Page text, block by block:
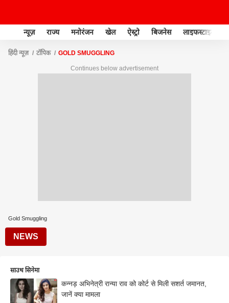
न्यूज़ राज्य मनोरंजन खेल ऐस्ट्रो बिजनेस लाइफस्टाइल
हिंदी न्यूज़ टॉपिक GOLD SMUGGLING
Continues below advertisement
Gold Smuggling
NEWS
साउथ सिनेमा
कन्नड़ अभिनेत्री रान्या राव को कोर्ट से मिली सशर्त जमानत,
जानें क्या मामला